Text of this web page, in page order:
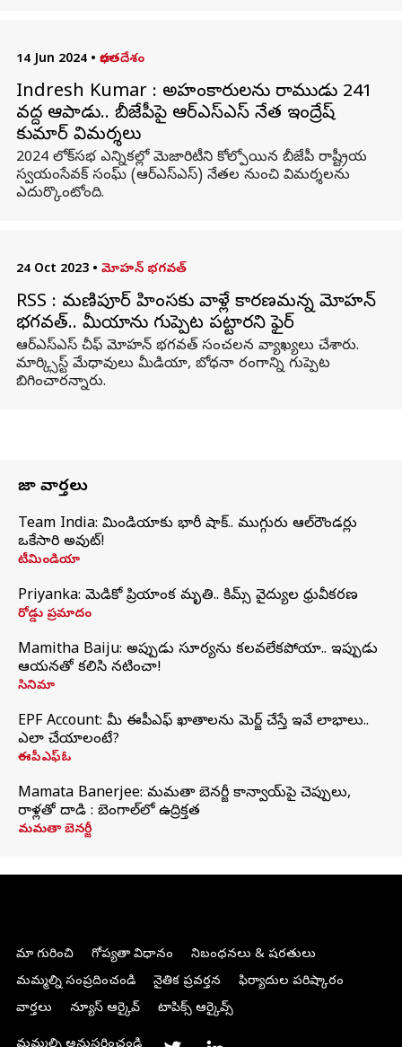
14 Jun 2024 • భారతదేశం
Indresh Kumar : అహంకారులను రాముడు 241
వద్ద ఆపాడు.. బీజేపీపై ఆర్‌ఎస్‌ఎస్‌ నేత ఇంద్రేష్‌
కుమార్‌ విమర్శలు
2024 లోక్‌సభ ఎన్నికల్లో మెజారిటీని కోల్పోయిన బీజేపీ రాష్ట్రీయ
స్వయంసేవక్ సంఘ్ (ఆర్‌ఎస్‌ఎస్) నేతల నుంచి విమర్శలను
ఎదుర్కొంటోంది.
24 Oct 2023 • మోహన్ భగవత్
RSS : మ‌ణిపూర్ హింస‌కు వాళ్లే కార‌ణమన్న మోహ‌న్
భ‌గ‌వ‌త్‌.. మీడియాను గుప్పెట పట్టారని ఫైర్
ఆర్ఎస్ఎస్ చీఫ్ మోహన్ భగవత్ సంచలన వ్యాఖ్యలు చేశారు.
మార్క్సిస్ట్ మేధావులు మీడియా, బోధ‌నా రంగాన్ని గుప్పెట
బిగించారన్నారు.
తాజా వార్తలు
Team India: టీమిండియాకు భారీ షాక్.. ముగ్గురు ఆల్‌రౌండర్లు
ఒకేసారి అవుట్!
టీమిండియా
Priyanka: మెడికో ప్రియాంక మృతి.. కిమ్స్‌ వైద్యుల ధ్రువీకరణ
రోడ్డు ప్రమాదం
Mamitha Baiju: అప్పుడు సూర్యను కలవలేకపోయా.. ఇప్పుడు
ఆయనతో కలిసి నటించా!
సినిమా
EPF Account: మీ ఈపీఎఫ్ ఖాతాలను మెర్జ్ చేస్తే ఇవే లాభాలు..
ఎలా చేయాలంటే?
ఈపీఎఫ్ఓ
Mamata Banerjee: మమతా బెనర్జీ కాన్వాయ్‌పై చెప్పులు,
రాళ్లతో దాడి : బెంగాల్‌లో ఉద్రిక్తత
మమతా బెనర్జీ
మా గురించి గోప్యతా విధానం
నిబంధనలు & షరతులు
మమ్మల్ని సంప్రదించండి
నైతిక ప్రవర్తన
ఫిర్యాదుల పరిష్కారం
వార్తలు
న్యూస్ ఆర్కైవ్ టాపిక్స్ ఆర్కైవ్స్